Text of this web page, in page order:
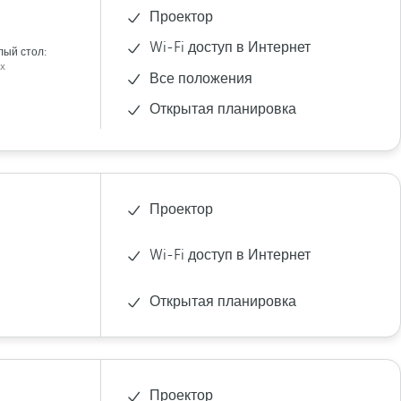
стол:
Проектор
Wi-Fi доступ в Интернет
Все положения
Открытая планировка
Проектор
Wi-Fi доступ в Интернет
Открытая планировка
Проектор